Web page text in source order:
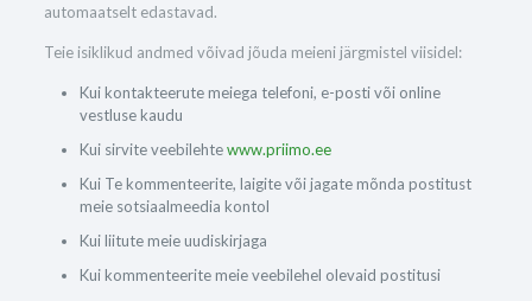
automaatselt edastavad.
Teie isiklikud andmed võivad jõuda meieni järgmistel viisidel:
Kui kontakteerute meiega telefoni, e-posti või online
vestluse kaudu
Kui sirvite veebilehtewww.priimo.ee
Kui Te kommenteerite, laigite või jagate mõnda postitust
meie sotsiaalmeedia kontol
Kui liitute meie uudiskirjaga
Kui kommenteerite meie veebilehel olevaid postitusi